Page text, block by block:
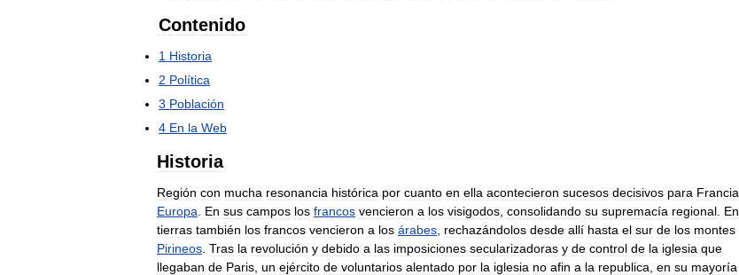
Contenido
1 Historia
2 Política
3 Población
4 En la Web
Historia
Región con mucha resonancia histórica por cuanto en ella acontecieron sucesos decisivos para Francia
Europa
En sus campos los francos vencieron a los visigodos consolidando su supremacía regional En
tierras también los francos vencieron a los árabes rechazándolos desde allí hasta el sur de los montes
Pirineos Tras la revolución y debido a las imposiciones secularizadoras y de control de la iglesia que
llegaban de Paris un ejército de voluntarios alentado por la iglesia no afin a la republica en su mayoría